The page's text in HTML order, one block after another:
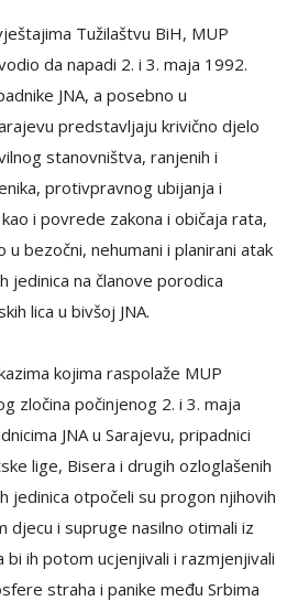
Tužilaštvu BiH, MUP
da napadi 2. i 3. maja 1992.
JNA, a posebno u
predstavljaju krivično djelo
stanovništva, ranjenih i
protivpravnog ubijanja i
i povrede zakona i običaja rata,
bezočni, nehumani i planirani atak
jedinica na članove porodica
lica u bivšoj JNA.
kojima raspolaže MUP
zločina počinjenog 2. i 3. maja
JNA u Sarajevu, pripadnici
lige, Bisera i drugih ozloglašenih
jedinica otpočeli su progon njihovih
djecu i supruge nasilno otimali iz
bi ih potom ucjenjivali i razmjenjivali
straha i panike među Srbima